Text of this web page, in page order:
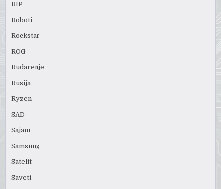
RIP
Roboti
Rockstar
ROG
Rudarenje
Rusija
Ryzen
SAD
Sajam
Samsung
Satelit
Saveti